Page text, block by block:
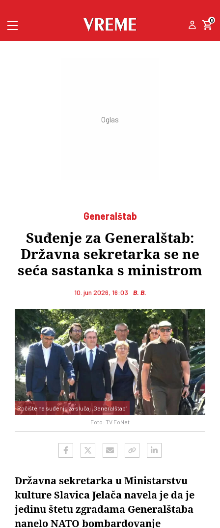
0
Generalštab
Suđenje za Generalštab:
Državna sekretarka se ne
seća sastanka s ministrom
10. jun 2026, 16:03 B. B.
Foto: TV FoNet
Ročište na suđenju za slučaj „Generalštab“
Državna sekretarka u Ministarstvu
kulture Slavica Jelača navela je da je
jedinu štetu zgradama Generalštaba
nanelo NATO bombardovanje